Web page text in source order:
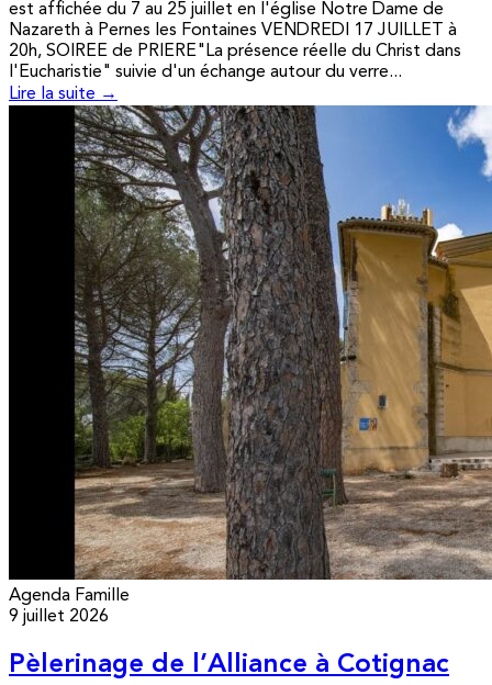
est affichée du 7 au 25 juillet en l'église Notre Dame de
Nazareth à Pernes les Fontaines VENDREDI 17 JUILLET à
20h, SOIREE de PRIERE"La présence réelle du Christ dans
l'Eucharistie" suivie d'un échange autour du verre...
Lire la suite →
Agenda Famille
9 juillet 2026
Pèlerinage de l’Alliance à Cotignac